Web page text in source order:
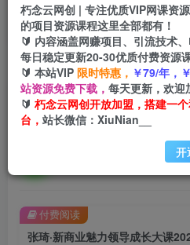
四导航 导航
首页 创业课程 会员免费 正文
张琦·新商业魅力领导成长
理必修课（30节）
付费阅读
朽念云网创 | 专注优质VIP网课资
的项目资源课程这里全部都有！
🔰 内容涵盖网赚项目、引流技术
每日稳定更新20-30优质付费资源
🔰 本站VIP 限时特惠， ￥79/年，
站资源免费下载， 每天更新，欢迎
🔰 朽念云网创开放加盟，搭建一
台， 站长微信：XiuNian__
开